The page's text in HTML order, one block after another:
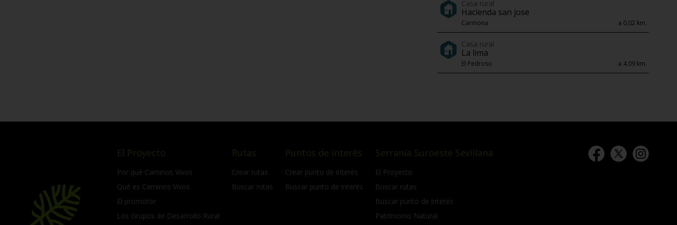
Casa rural
Hacienda san jose
Carmona a 0,02 km.
Casa rural
La lima
El Pedroso a 4,09 km.
El Proyecto
Por qué Caminos Vivos
Qué es Caminos Vivos
El promotor
Los Grupos de Desarrollo Rural
Rutas
Crear rutas
Buscar rutas
Puntos de interés
Crear punto de interés
Buscar punto de interés
Serranía Suroeste Sevillana
El Proyecto
Buscar rutas
Buscar punto de interés
Patrimonio Natural